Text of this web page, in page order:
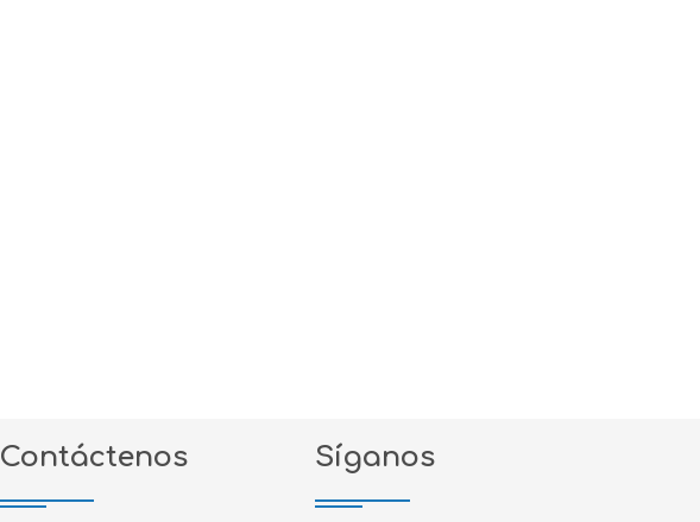
Contáctenos Síganos